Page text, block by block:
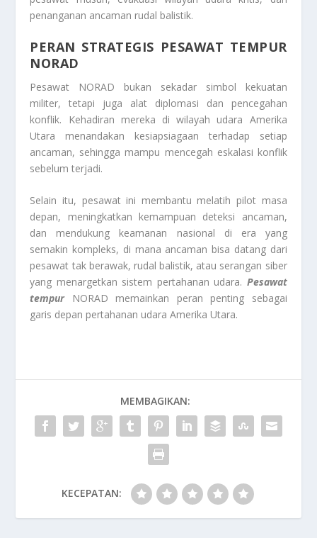
penanganan ancaman rudal balistik.
PERAN STRATEGIS PESAWAT TEMPUR
NORAD
Pesawat NORAD bukan sekadar simbol kekuatan
militer, tetapi juga alat diplomasi dan pencegahan
konflik. Kehadiran mereka di wilayah udara Amerika
Utara menandakan kesiapsiagaan terhadap setiap
ancaman, sehingga mampu mencegah eskalasi konflik
sebelum terjadi.
Selain itu, pesawat ini membantu melatih pilot masa
depan, meningkatkan kemampuan deteksi ancaman,
dan mendukung keamanan nasional di era yang
semakin kompleks, di mana ancaman bisa datang dari
pesawat tak berawak, rudal balistik, atau serangan siber
yang menargetkan sistem pertahanan udara. Pesawat
tempur
NORAD memainkan peran penting sebagai
garis depan pertahanan udara Amerika Utara.
MEMBAGIKAN:
KECEPATAN: